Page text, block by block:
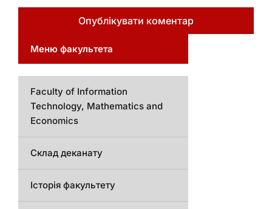
Меню факультета
Faculty of Information
Technology, Mathematics and
Economics
Склад деканату
Історія факультету